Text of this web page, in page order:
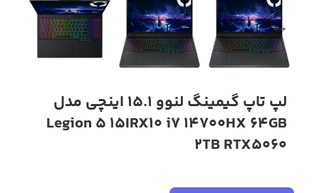
لپ تاپ گیمینگ لنوو 15.1 اینچی مدل
Legion 5 15IRX10 i7 14700HX 64GB
2TB RTX5060